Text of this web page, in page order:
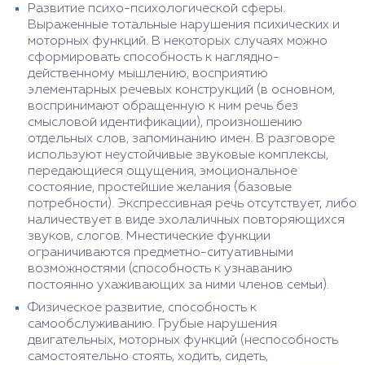
Развитие психо-психологической сферы.
Выраженные тотальные нарушения психических и
моторных функций. В некоторых случаях можно
сформировать способность к наглядно-
действенному мышлению, восприятию
элементарных речевых конструкций (в основном,
воспринимают обращенную к ним речь без
смысловой идентификации), произношению
отдельных слов, запоминанию имен. В разговоре
используют неустойчивые звуковые комплексы,
передающиеся ощущения, эмоциональное
состояние, простейшие желания (базовые
потребности). Экспрессивная речь отсутствует, либо
наличествует в виде эхолаличных повторяющихся
звуков, слогов. Мнестические функции
ограничиваются предметно-ситуативными
возможностями (способность к узнаванию
постоянно ухаживающих за ними членов семьи).
Физическое развитие, способность к
самообслуживанию. Грубые нарушения
двигательных, моторных функций (неспособность
самостоятельно стоять, ходить, сидеть,